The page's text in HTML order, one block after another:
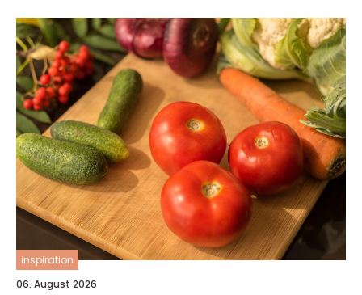
inspiration
06. August 2026